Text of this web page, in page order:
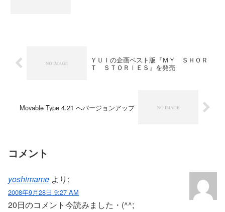
ＹＵＩの企画ベスト版『ＭＹ ＳＨＯＲ
Ｔ ＳＴＯＲＩＥＳ』を発売
Movable Type 4.21 へバージョンアップ
コメント
yoshimame より:
2008年9月28日 9:27 AM
20日のコメント今読みました・(^^;